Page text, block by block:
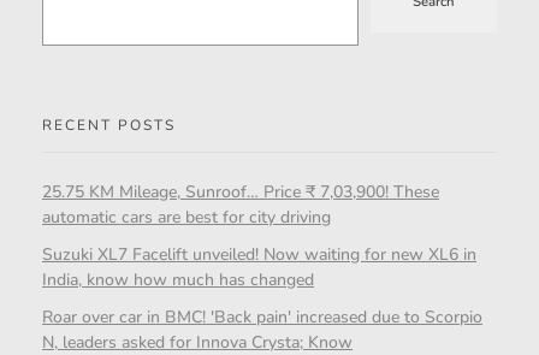
RECENT POSTS
25.75 KM Mileage, Sunroof… Price ₹ 7,03,900! These
automatic cars are best for city driving
Suzuki XL7 Facelift unveiled! Now waiting for new XL6 in
India, know how much has changed
Roar over car in BMC! 'Back pain' increased due to Scorpio
N, leaders asked for Innova Crysta; Know